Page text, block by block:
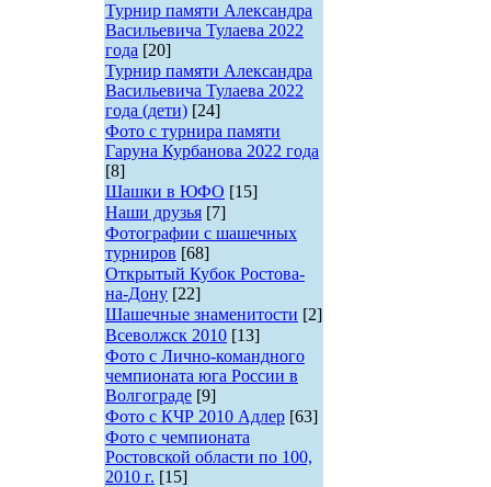
Турнир памяти Александра
Васильевича Тулаева 2022
года [20]
Турнир памяти Александра
Васильевича Тулаева 2022
года (дети) [24]
Фото с турнира памяти
Гаруна Курбанова 2022 года
[8]
Шашки в ЮФО [15]
Наши друзья [7]
Фотографии с шашечных
турниров [68]
Открытый Кубок Ростова-
на-Дону [22]
Шашечные знаменитости [2]
Всеволжск 2010 [13]
Фото с Лично-командного
чемпионата юга России в
Волгограде [9]
Фото с КЧР 2010 Адлер [63]
Фото с чемпионата
Ростовской области по 100,
2010 г. [15]